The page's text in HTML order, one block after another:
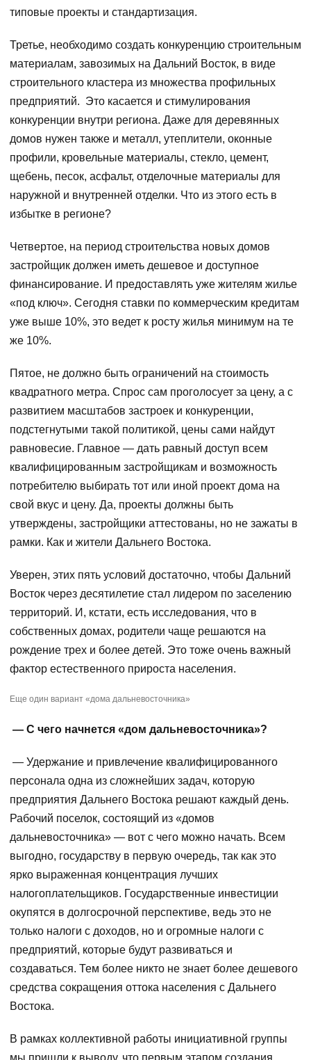
типовые проекты и стандартизация.
Третье, необходимо создать конкуренцию строительным
материалам, завозимых на Дальний Восток, в виде
строительного кластера из множества профильных
предприятий. Это касается и стимулирования
конкуренции внутри региона. Даже для деревянных
домов нужен также и металл, утеплители, оконные
профили, кровельные материалы, стекло, цемент,
щебень, песок, асфальт, отделочные материалы для
наружной и внутренней отделки. Что из этого есть в
избытке в регионе?
Четвертое, на период строительства новых домов
застройщик должен иметь дешевое и доступное
финансирование. И предоставлять уже жителям жилье
«под ключ». Сегодня ставки по коммерческим кредитам
уже выше 10%, это ведет к росту жилья минимум на те
же 10%.
Пятое, не должно быть ограничений на стоимость
квадратного метра. Спрос сам проголосует за цену, а с
развитием масштабов застроек и конкуренции,
подстегнутыми такой политикой, цены сами найдут
равновесие. Главное — дать равный доступ всем
квалифицированным застройщикам и возможность
потребителю выбирать тот или иной проект дома на
свой вкус и цену. Да, проекты должны быть
утверждены, застройщики аттестованы, но не зажаты в
рамки. Как и жители Дальнего Востока.
Уверен, этих пять условий достаточно, чтобы Дальний
Восток через десятилетие стал лидером по заселению
территорий. И, кстати, есть исследования, что в
собственных домах, родители чаще решаются на
рождение трех и более детей. Это тоже очень важный
фактор естественного прироста населения.
Еще один вариант «дома дальневосточника»
— С чего начнется «дом дальневосточника»?
— Удержание и привлечение квалифицированного
персонала одна из сложнейших задач, которую
предприятия Дальнего Востока решают каждый день.
Рабочий поселок, состоящий из «домов
дальневосточника» — вот с чего можно начать. Всем
выгодно, государству в первую очередь, так как это
ярко выраженная концентрация лучших
налогоплательщиков. Государственные инвестиции
окупятся в долгосрочной перспективе, ведь это не
только налоги с доходов, но и огромные налоги с
предприятий, которые будут развиваться и
создаваться. Тем более никто не знает более дешевого
средства сокращения оттока населения с Дальнего
Востока.
В рамках коллективной работы инициативной группы
мы пришли к выводу, что первым этапом создания